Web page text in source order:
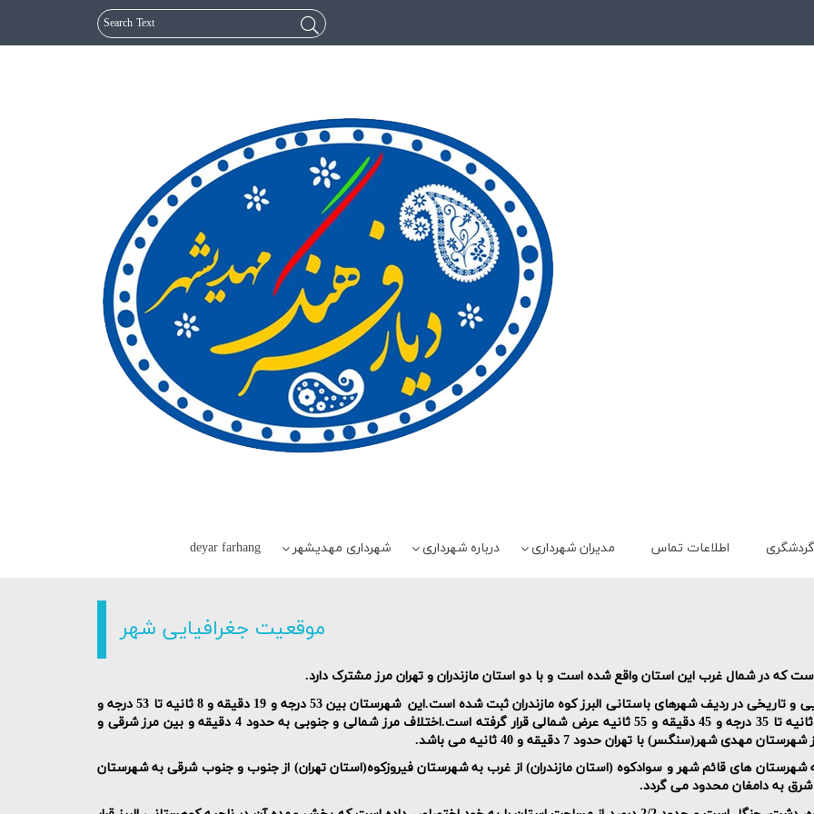
deyar farhang شهرداری مهدیشهر درباره شهرداری مدیران شهرداری اطلاعات تماس گردشگری
موقعیت جغرافیایی شهر
در شمال غرب این استان واقع شده است و با دو استان مازندران و تهران مرز مشترک دارد.
تاریخی در ردیف شهرهای باستانی البرز کوه مازندران ثبت شده است.این
شهرستان بین 53 درجه و 19 دقیقه و 8 ثانیه تا 53 درجه و
.
اختلاف مرز شمالی و جنوبی به حدود 4 دقیقه و بین مرز شرقی و
.
های قائم شهر و سوادکوه (استان مازندران) از غرب به شهرستان فیروزکوه(استان تهران) از جنوب و جنوب شرقی به شهرستان
به دامغان محدود می گردد.